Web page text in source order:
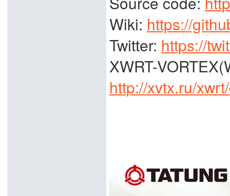
Wiki: https://
Twitter: https://
XWRT-
http://xvtx.ru/